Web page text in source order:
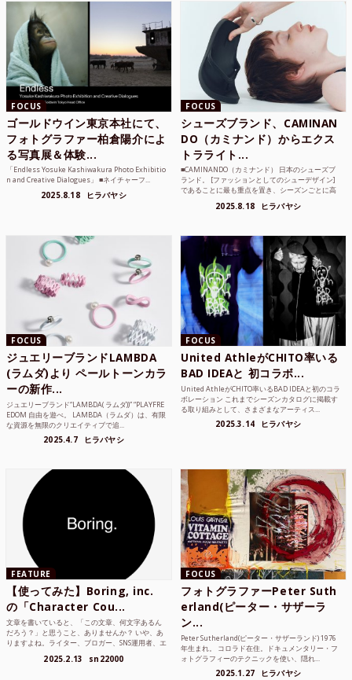
FOCUS
ゴールドウイン東京本社にて、
フォトグラファー柏倉陽介によ
る写真展＆体験...
「Endless Yosuke Kashiwakura Photo Exhibitio
n and Creative Dialogues」 ■ネイチャーフ...
2025.8.18 ヒラバヤシ
FOCUS
シューズブランド、CAMINAN
DO（カミナンド）からエクス
トラライト...
■CAMINANDO（カミナンド） 日本のシューズブ
ランド。 [ファッションとしてのシューデザイン]
であることに最も重点を置き、シーズンごとに高
2025.8.18 ヒラバヤシ
FOCUS
ジュエリーブランドLAMBDA
(ラムダ)より ペールトーンカラ
ーの新作...
ジュエリーブランド“LAMBDA( ラムダ))” “PLAYFRE
EDOM 自由を遊べ。 LAMBDA（ラムダ）は、有限
な資源を無限のクリエイティブで追...
2025.4.7 ヒラバヤシ
FOCUS
United AthleがCHITO率いる
BAD IDEAと 初コラボ...
United AthleがCHITO率いるBAD IDEAと初のコラ
ボレーション これまでシーズンカタログに掲載す
る取り組みとして、さまざまなアーティス...
2025.3.14 ヒラバヤシ
FEATURE
【使ってみた】Boring, inc.
の「Character Cou...
文章を書いていると、「この文章、何文字あるん
だろう？」と思うこと、ありませんか？ いや、あ
りますよね。ライター、ブロガー、SNS運用者、エ
2025.2.13 sn22000
FOCUS
フォトグラファーPeter Suth
erland(ピーター・サザーラ
ン...
Peter Sutherland(ピーター・サザーランド) 1976
年生まれ。 コロラド在住。ドキュメンタリー・フ
ォトグラフィーのテクニックを使い、隠れ...
2025.1.27 ヒラバヤシ